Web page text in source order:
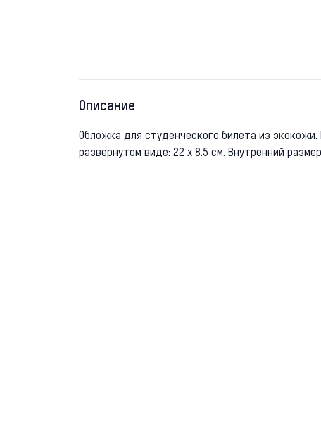
Описание
Обложка для студенческого билета из
развернутом виде: 22 х 8.5 см. Внутренний